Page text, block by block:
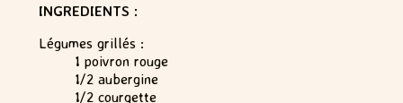
INGREDIENTS :
Légumes grillés :
1 poivron rouge
1/2 aubergine
1/2 courgette